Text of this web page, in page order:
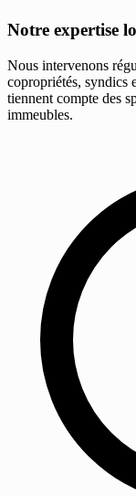
Notre expertise
Nous intervenons
copropriétés, syndics
tiennent compte des
immeubles.